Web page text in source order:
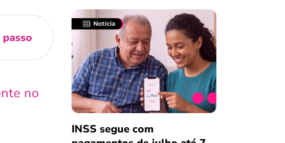
no
INSS segue com